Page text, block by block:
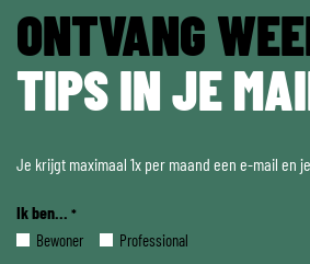
ONTVANG
TIPS IN JE
Je krijgt maximaal 1x per maand een e-mail en
Ik ben... *
Bewoner Professional